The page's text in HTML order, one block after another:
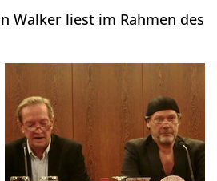
Walker liest im Rahmen des